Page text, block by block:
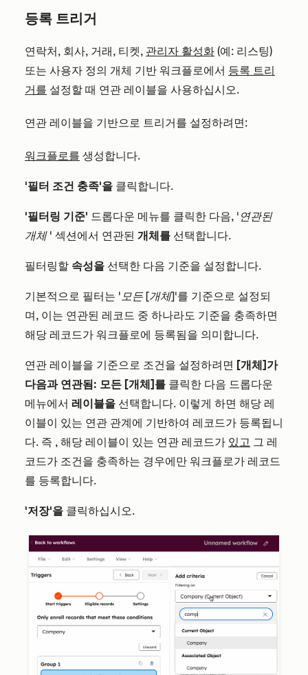
등록 트리거
연락처, 회사, 거래, 티켓, 관리자 활성화 (예: 리스팅)
또는 사용자 정의 개체 기반 워크플로에서 등록 트리
거를 설정할 때 연관 레이블을 사용하십시오.
연관 레이블을 기반으로 트리거를 설정하려면:
워크플로를 생성합니다.
'필터 조건 충족'을 클릭합니다.
'필터링 기준' 드롭다운 메뉴를 클릭한 다음, '연관된
개체' 섹션에서 연관된 개체를 선택합니다.
필터링할 속성을 선택한 다음 기준을 설정합니다.
기본적으로 필터는 '모든 [개체]'를 기준으로 설정되
며, 이는 연관된 레코드 중 하나라도 기준을 충족하면
해당 레코드가 워크플로에 등록됨을 의미합니다.
연관 레이블을 기준으로 조건을 설정하려면 [개체]가
다음과 연관됨: 모든 [개체]를 클릭한 다음 드롭다운
메뉴에서 레이블을 선택합니다. 이렇게 하면 해당 레
이블이 있는 연관 관계에 기반하여 레코드가 등록됩니
다. 즉 , 해당 레이블이 있는 연관 레코드가 있고 그 레
코드가 조건을 충족하는 경우에만 워크플로가 레코드
를 등록합니다.
'저장'을 클릭하십시오.